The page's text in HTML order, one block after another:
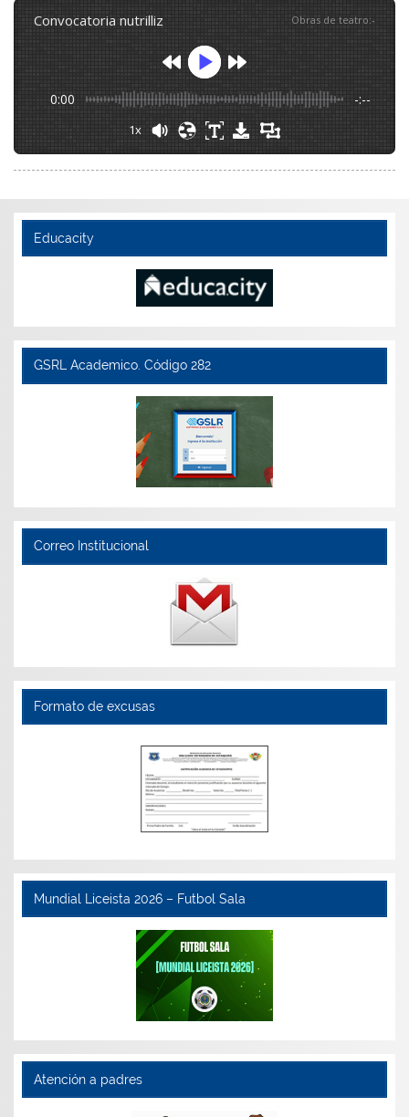
convocatoria nutrilliz Obras de teatro:-
0:00 -:--
1x
Educacity
GSRL Academico. Código 282
Correo Institucional
Formato de excusas
Mundial Liceista 2026 – Futbol Sala
Atención a padres